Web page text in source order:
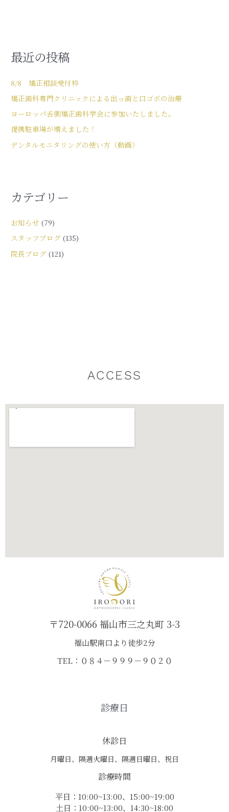
最近の投稿
8/8 矯正相談受付枠
矯正歯科専門クリニックによる出っ歯と口ゴボの治療
ヨーロッパ舌側矯正歯科学会に参加いたしました。
提携駐車場が増えました！
デンタルモニタリングの使い方（動画）
カテゴリー
お知らせ (79)
スタッフブログ (135)
院長ブログ (121)
ACCESS
〒720-0066 福山市三之丸町 3-3
福山駅南口より徒歩2分
TEL：０８４－９９９－９０２０
診療日
休診日
月曜日、隔週火曜日、隔週日曜日、祝日
診療時間
平日：10:00~13:00、15:00~19:00
土日：10:00~13:00、14:30~18:00